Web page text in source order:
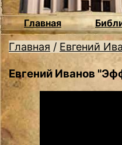
Главная
Главная / Евгений
Евгений Иванов